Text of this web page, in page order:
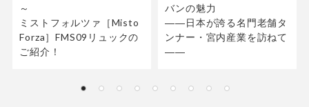
～
ミストフォルツァ［Misto
Forza］FMS09リュックの
ご紹介！
バンの魅力
――日本が誇る名門老舗タ
ンナー・宮内産業を訪ねて
――